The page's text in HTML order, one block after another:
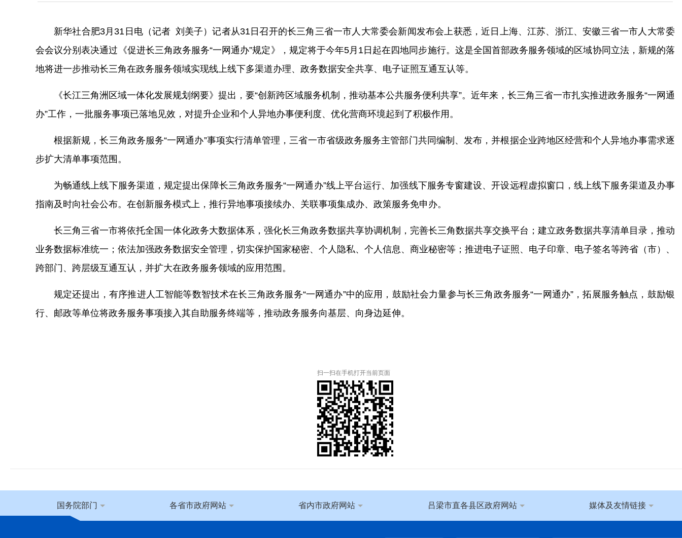
新华社合肥3月31日电（记者 刘美子）记者从31日召开的长三角三省一市人大常委会新闻发布会上获悉，近日上海、江苏、浙江、安徽三省一市人大常委
会会议分别表决通过《促进长三角政务服务“一网通办”规定》，规定将于今年5月1日起在四地同步施行。这是全国首部政务服务领域的区域协同立法，新规的落
地将进一步推动长三角在政务服务领域实现线上线下多渠道办理、政务数据安全共享、电子证照互通互认等。
《长江三角洲区域一体化发展规划纲要》提出，要“创新跨区域服务机制，推动基本公共服务便利共享”。近年来，长三角三省一市扎实推进政务服务“一网通
办”工作，一批服务事项已落地见效，对提升企业和个人异地办事便利度、优化营商环境起到了积极作用。
根据新规，长三角政务服务“一网通办”事项实行清单管理，三省一市省级政务服务主管部门共同编制、发布，并根据企业跨地区经营和个人异地办事需求逐
步扩大清单事项范围。
为畅通线上线下服务渠道，规定提出保障长三角政务服务“一网通办”线上平台运行、加强线下服务专窗建设、开设远程虚拟窗口，线上线下服务渠道及办事
指南及时向社会公布。在创新服务模式上，推行异地事项接续办、关联事项集成办、政策服务免申办。
长三角三省一市将依托全国一体化政务大数据体系，强化长三角政务数据共享协调机制，完善长三角数据共享交换平台；建立政务数据共享清单目录，推动
业务数据标准统一；依法加强政务数据安全管理，切实保护国家秘密、个人隐私、个人信息、商业秘密等；推进电子证照、电子印章、电子签名等跨省（市）、
跨部门、跨层级互通互认，并扩大在政务服务领域的应用范围。
规定还提出，有序推进人工智能等数智技术在长三角政务服务“一网通办”中的应用，鼓励社会力量参与长三角政务服务“一网通办”，拓展服务触点，鼓励银
行、邮政等单位将政务服务事项接入其自助服务终端等，推动政务服务向基层、向身边延伸。
扫一扫在手机打开当前页面
国务院部门 各省市政府网站 省内市政府网站 吕梁市直各县区政府网站 媒体及友情链接